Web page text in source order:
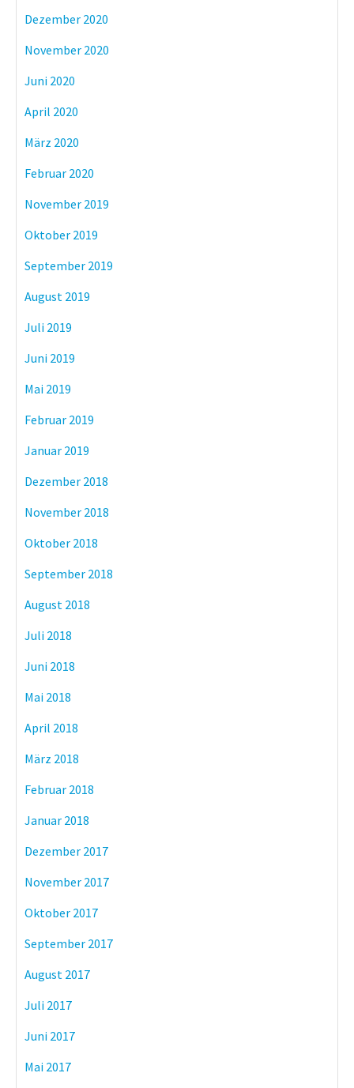
Dezember 2020
November 2020
Juni 2020
April 2020
März 2020
Februar 2020
November 2019
Oktober 2019
September 2019
August 2019
Juli 2019
Juni 2019
Mai 2019
Februar 2019
Januar 2019
Dezember 2018
November 2018
Oktober 2018
September 2018
August 2018
Juli 2018
Juni 2018
Mai 2018
April 2018
März 2018
Februar 2018
Januar 2018
Dezember 2017
November 2017
Oktober 2017
September 2017
August 2017
Juli 2017
Juni 2017
Mai 2017